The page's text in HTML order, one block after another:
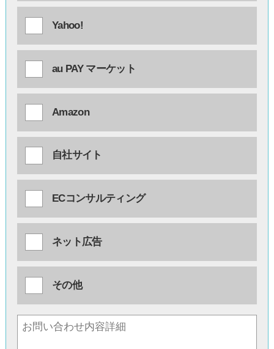
Yahoo!
au PAY マーケット
Amazon
自社サイト
ECコンサルティング
ネット広告
その他